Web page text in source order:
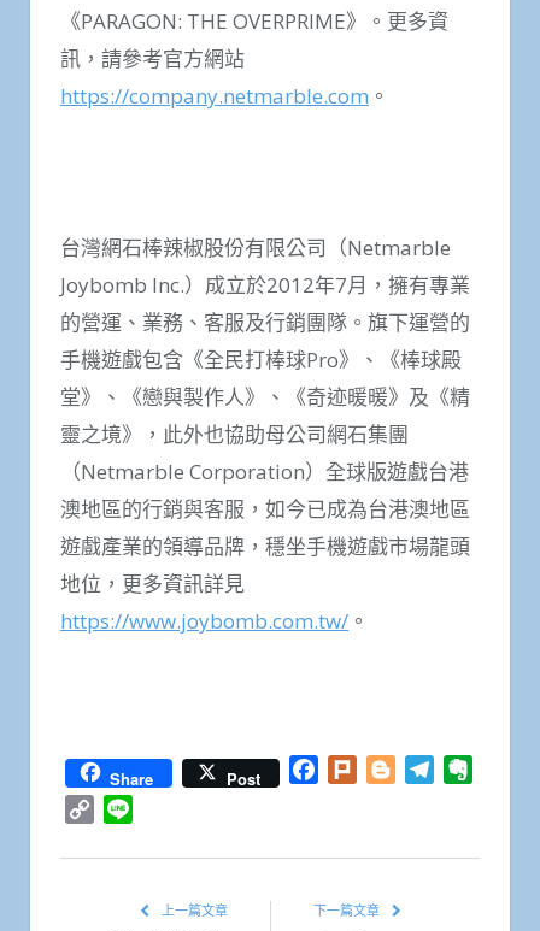
《PARAGON: THE OVERPRIME》。更多資
訊，請參考官方網站
https://company.netmarble.com 。
台灣網石棒辣椒股份有限公司（Netmarble
Joybomb Inc.）成立於2012年7月，擁有專業
的營運、業務、客服及行銷團隊。旗下運營的
手機遊戲包含《全民打棒球Pro》、《棒球殿
堂》、《戀與製作人》、《奇迹暖暖》及《精
靈之境》，此外也協助母公司網石集團
（Netmarble Corporation）全球版遊戲台港
澳地區的行銷與客服，如今已成為台港澳地區
遊戲產業的領導品牌，穩坐手機遊戲市場龍頭
地位，更多資訊詳見
https://www.joybomb.com.tw/ 。
Share Post Facebook
Plurk BloggerTelegram
Copy
上一篇文章 下一篇文章